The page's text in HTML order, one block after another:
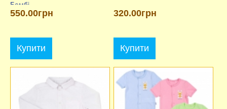
Бембі
550.00грн
Купити
320.00грн
Купити